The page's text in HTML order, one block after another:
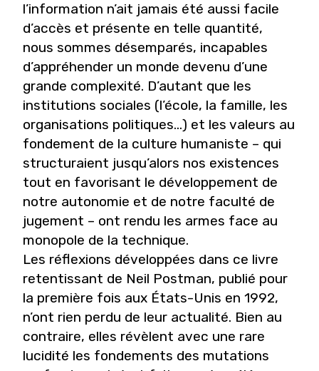
l’information n’ait jamais été aussi facile
d’accès et présente en telle quantité,
nous sommes désemparés, incapables
d’appréhender un monde devenu d’une
grande complexité. D’autant que les
institutions sociales (l’école, la famille, les
organisations politiques…) et les valeurs au
fondement de la culture humaniste – qui
structuraient jusqu’alors nos existences
tout en favorisant le développement de
notre autonomie et de notre faculté de
jugement – ont rendu les armes face au
monopole de la technique.
Les réflexions développées dans ce livre
retentissant de Neil Postman, publié pour
la première fois aux États-Unis en 1992,
n’ont rien perdu de leur actualité. Bien au
contraire, elles révèlent avec une rare
lucidité les fondements des mutations